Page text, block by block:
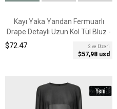
Kayı Yaka Yandan Fermuarlı
Drape Detaylı Uzun Kol Tül Bluz -
2 ve Üzeri
$57,98 usd
$72.47